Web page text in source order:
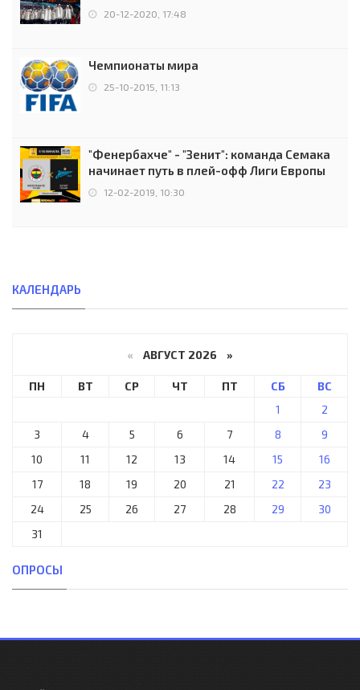
чемпионов.
20-12-2020, 17:48
Чемпионаты мира
25-10-2015, 11:13
"Фенербахче" - "Зенит": команда Семака
начинает путь в плей-офф Лиги Европы
12-02-2019, 10:30
КАЛЕНДАРЬ
« АВГУСТ 2026 »
ПН ВТ СР ЧТ ПТ СБ
ВС
1
2
3
4 5 6 7 8
9
10
11 12 13 14 15
16
17
18 19 20 21 22
23
24
25 26 27 28 29
30
31
ОПРОСЫ